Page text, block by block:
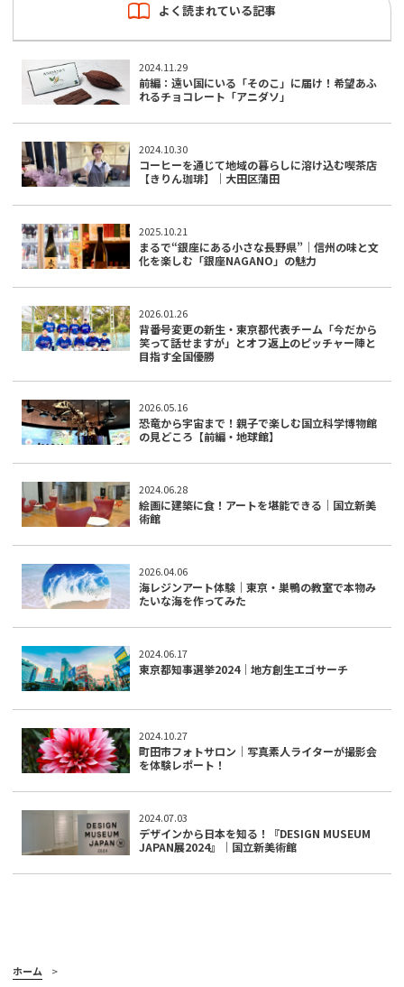
よく読まれている記事
2024.11.29
前編：遠い国にいる「そのこ」に届け！希望あふ
れるチョコレート「アニダソ」
2024.10.30
コーヒーを通じて地域の暮らしに溶け込む喫茶店
【きりん珈琲】｜大田区蒲田
2025.10.21
まるで“銀座にある小さな長野県”｜信州の味と文
化を楽しむ「銀座NAGANO」の魅力
2026.01.26
背番号変更の新生・東京都代表チーム「今だから
笑って話せますが」とオフ返上のピッチャー陣と
目指す全国優勝
2026.05.16
恐竜から宇宙まで！親子で楽しむ国立科学博物館
の見どころ【前編・地球館】
2024.06.28
絵画に建築に食！アートを堪能できる｜国立新美
術館
2026.04.06
海レジンアート体験｜東京・巣鴨の教室で本物み
たいな海を作ってみた
2024.06.17
東京都知事選挙2024｜地方創生エゴサーチ
2024.10.27
町田市フォトサロン｜写真素人ライターが撮影会
を体験レポート！
2024.07.03
デザインから日本を知る！『DESIGN MUSEUM
JAPAN展2024』｜国立新美術館
ホーム